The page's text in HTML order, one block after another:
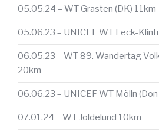
05.05.24 – WT Grasten (DK) 11km
05.06.23 – UNICEF WT Leck-
06.05.23 – WT 89. Wandertag
20km
06.06.23 – UNICEF WT Mölln
07.01.24 – WT Joldelund 10km